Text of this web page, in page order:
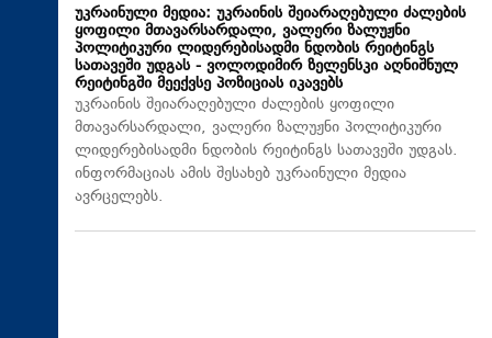
უკრაინული მედია: უკრაინის შეიარაღებული ძალების
ყოფილი მთავარსარდალი, ვალერი ზალუჟნი
პოლიტიკური ლიდერებისადმი ნდობის რეიტინგს
სათავეში უდგას - ვოლოდიმირ ზელენსკი აღნიშნულ
რეიტინგში მეექვსე პოზიციას იკავებს
უკრაინის შეიარაღებული ძალების ყოფილი
მთავარსარდალი, ვალერი ზალუჟნი პოლიტიკური
ლიდერებისადმი ნდობის რეიტინგს სათავეში უდგას.
ინფორმაციას ამის შესახებ უკრაინული მედია
ავრცელებს.